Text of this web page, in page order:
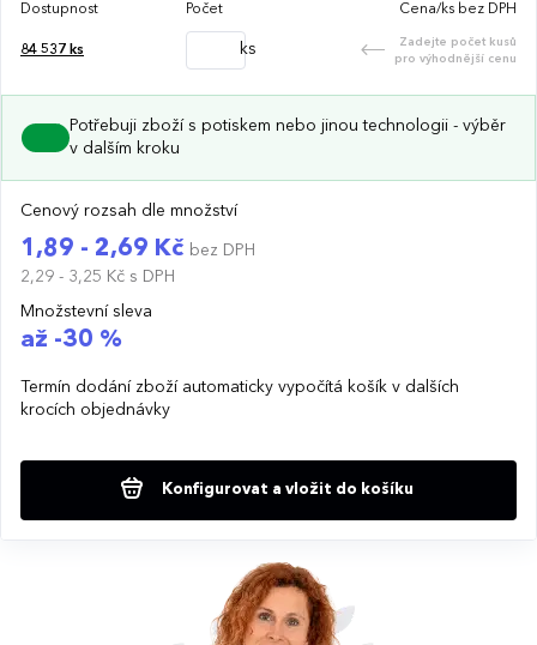
Dostupnost Počet Cena/ks bez DPH
84 537 ks ks
Zadejte počet kusů
pro výhodnější cenu
Potřebuji zboží s potiskem nebo jinou technologii - výběr
v dalším kroku
Cenový rozsah dle množství
1,89 - 2,69 Kč bez DPH
2,29 - 3,25 Kč s DPH
Množstevní sleva
až -30 %
Termín dodání zboží automaticky vypočítá košík v dalších
krocích objednávky
Konfigurovat a vložit do košíku